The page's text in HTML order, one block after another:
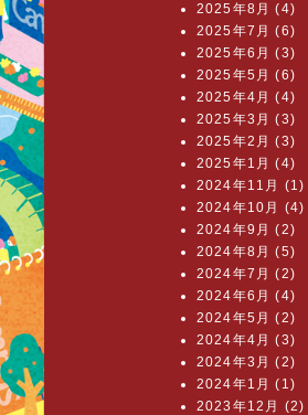
2025年8月 (4)
2025年7月 (6)
2025年6月 (3)
2025年5月 (6)
2025年4月 (4)
2025年3月 (3)
2025年2月 (3)
2025年1月 (4)
2024年11月 (1)
2024年10月 (4)
2024年9月 (2)
2024年8月 (5)
2024年7月 (2)
2024年6月 (4)
2024年5月 (2)
2024年4月 (3)
2024年3月 (2)
2024年1月 (1)
2023年12月 (2)